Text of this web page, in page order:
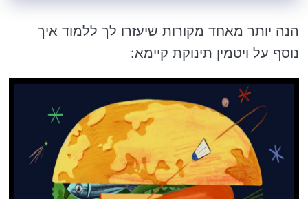
הנה יותר מאחד מקורות שיעזרו לך ללמוד איך
נוסף על ויטמין תינוקת קיימא: